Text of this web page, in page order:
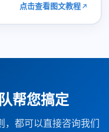
点击查看图文教程
帮您搞定
，都可以直接咨询我们